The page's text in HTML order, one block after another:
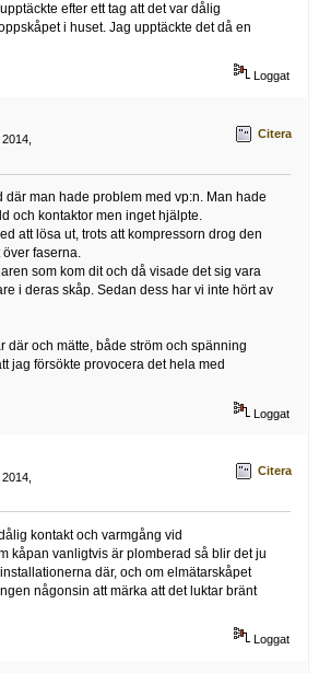
efter ett tag att det var dålig
i huset. Jag upptäckte det då en
Loggat
Citera
man hade problem med vp:n. Man hade
och kontaktor men inget hjälpte.
att lösa ut, trots att kompressorn drog den
faserna.
som kom dit och då visade det sig vara
i deras skåp. Sedan dess har vi inte hört av
där och mätte, både ström och spänning
jag försökte provocera det hela med
Loggat
Citera
kontakt och varmgång vid
kåpan vanligtvis är plomberad så blir det ju
där, och om elmätarskåpet
någonsin att märka att det luktar bränt
Loggat